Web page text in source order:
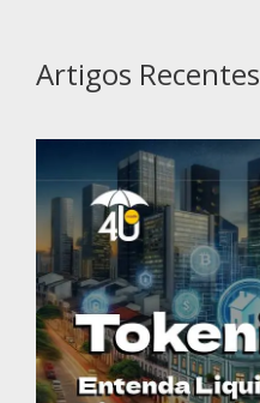
Artigos Recentes